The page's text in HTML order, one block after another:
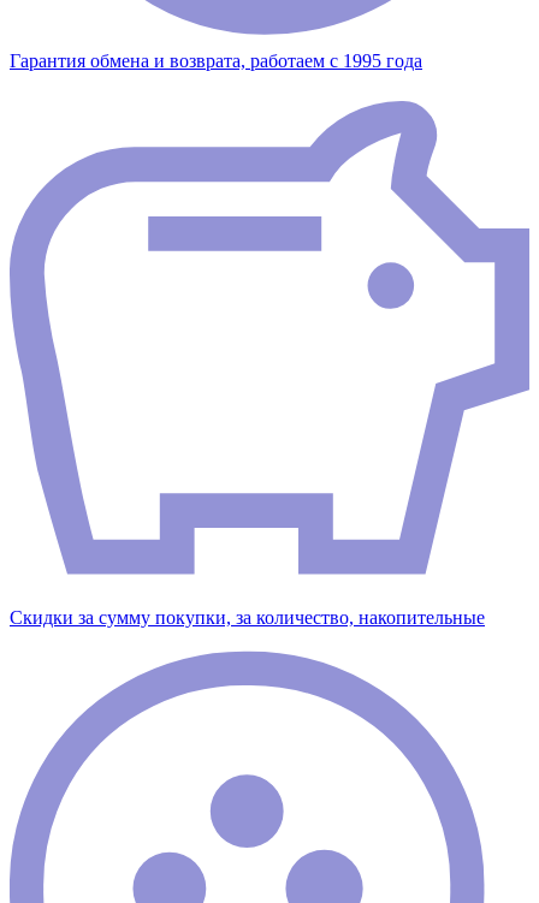
Гарантия обмена и возврата, работаем с 1995 года
Скидки за сумму покупки, за количество, накопительные